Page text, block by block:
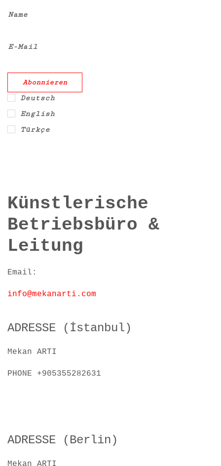
Name
E-Mail
Deutsch
English
Türkçe
Künstlerische
Betriebsbüro &
Leitung
Email:
info@mekanarti.com
ADRESSE (İstanbul)
Mekan ARTI
PHONE +905355282631
ADRESSE (Berlin)
Mekan ARTI